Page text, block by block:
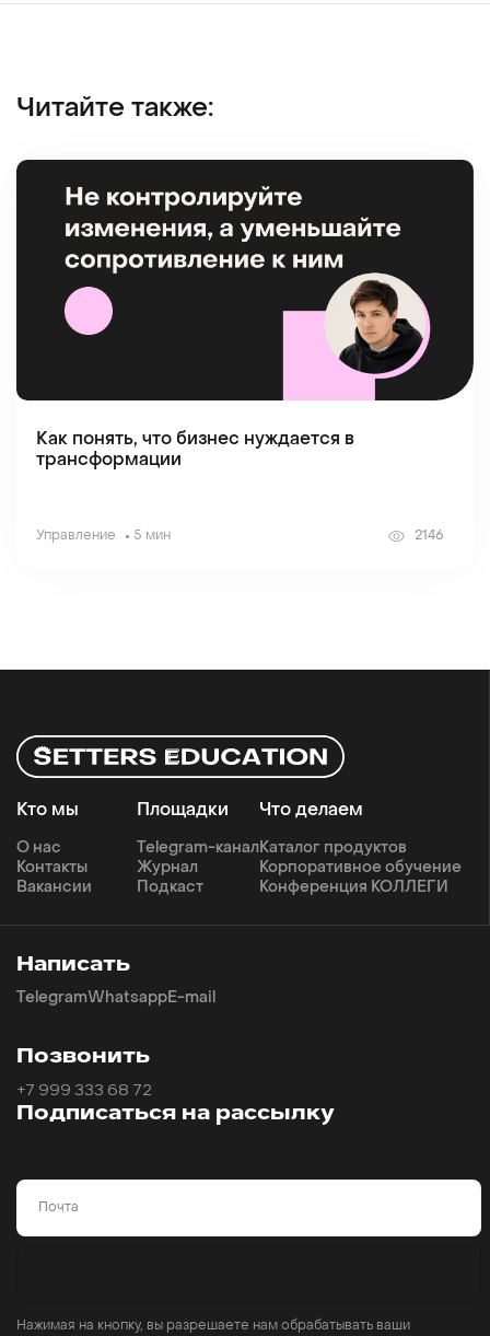
Читайте также:
Как понять, что бизнес нуждается в
трансформации
Управление 5 мин 2146
Кто мы
О нас
Контакты
Вакансии
Что делаем
Каталог продуктов
Корпоративное обучение
Конференция КОЛЛЕГИ
Площадки
Telegram-канал
Журнал
Подкаст
Подписаться на рассылку
Email
Нажимая на кнопку, вы разрешаете нам обрабатывать ваши
Написать
TelegramWhatsapp E-mail
Позвонить
+7 999 333 68 72